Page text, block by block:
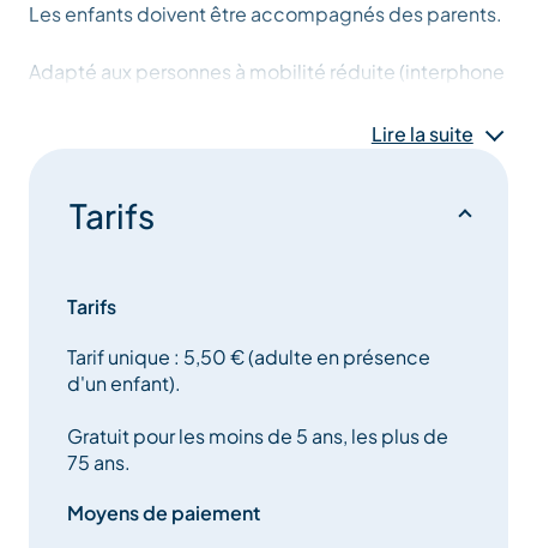
Les enfants doivent être accompagnés des parents.
Adapté aux personnes à mobilité réduite (interphone
Lire la suite
Tarifs
Tarifs
Tarif unique : 5,50 € (adulte en présence
d'un enfant).
Gratuit pour les moins de 5 ans, les plus de
75 ans.
Moyens de paiement